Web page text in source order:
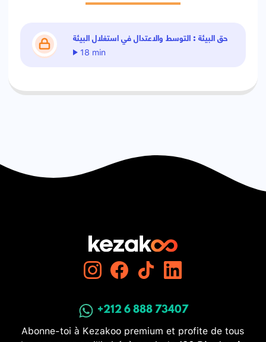
حق البيئة : التوسط والاعتدال في استغلال البيئة
18 min
+212 6 888 73407
Abonne-toi à Kezakoo premium et profite de tous